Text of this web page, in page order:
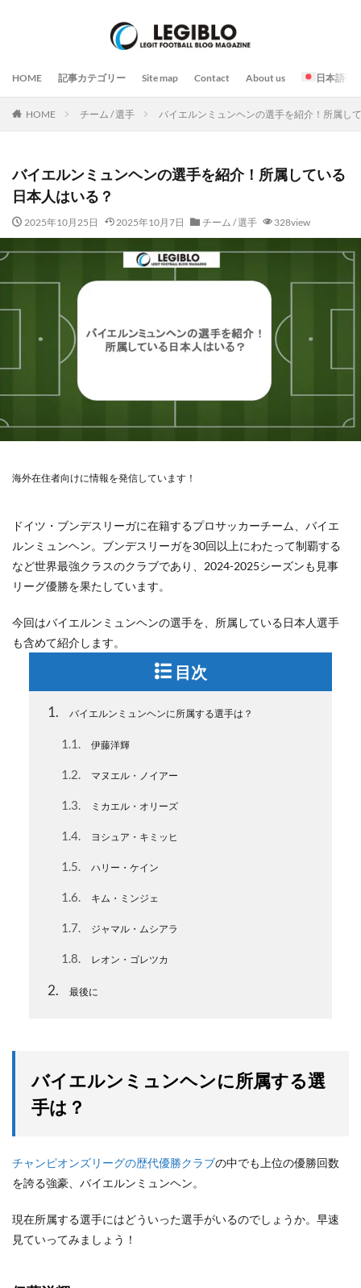
HOME 記事カテゴリー Site map Contact About us 日本語
HOME チーム / 選手 バイエルンミュンヘンの選手を紹介！所属し
バイエルンミュンヘンの選手を紹介！所属している
日本人はいる？
2025年10月25日 2025年10月7日 チーム / 選手 328view
海外在住者向けに情報を発信しています！
ドイツ・ブンデスリーガに在籍するプロサッカーチーム、バイエ
ルンミュンヘン。ブンデスリーガを30回以上にわたって制覇する
など世界最強クラスのクラブであり、2024-2025シーズンも見事
リーグ優勝を果たしています。
今回はバイエルンミュンヘンの選手を、所属している日本人選手
も含めて紹介します。
目次
1 バイエルンミュンヘンに所属する選手は？
1.1 伊藤洋輝
1.2 マヌエル・ノイアー
1.3 ミカエル・オリーズ
1.4 ヨシュア・キミッヒ
1.5 ハリー・ケイン
1.6 キム・ミンジェ
1.7 ジャマル・ムシアラ
1.8 レオン・ゴレツカ
2 最後に
バイエルンミュンヘンに所属する選
手は？
チャンピオンズリーグの歴代優勝クラブの中でも上位の優勝回数
を誇る強豪、バイエルンミュンヘン。
現在所属する選手にはどういった選手がいるのでしょうか。早速
見ていってみましょう！